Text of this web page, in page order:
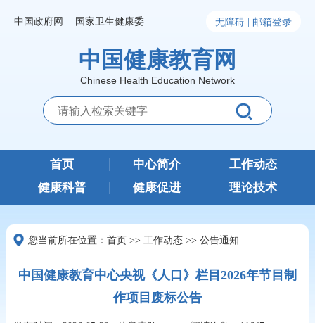
中国政府网 | 国家卫生健康委 无障碍 | 邮箱登录
中国健康教育网
Chinese Health Education Network
首页 中心简介
工作动态
健康科普
健康促进 理论技术
您当前所在位置： 首页 >> 工作动态>> 公告通知
中国健康教育中心央视《人口》栏目2026年节目制
作项目废标公告